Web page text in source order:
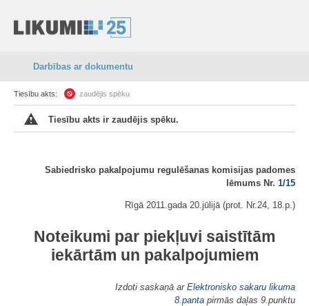
Darbības ar dokumentu
Tiesību akts: zaudējis spēku
Tiesību akts ir zaudējis spēku.
Sabiedrisko pakalpojumu regulēšanas komisijas padomes
lēmums Nr. 1/15
Rīgā 2011.gada 20.jūlijā (prot. Nr.24, 18.p.)
Noteikumi par piekļuvi saistītām
iekārtām un pakalpojumiem
Izdoti saskaņā ar Elektronisko sakaru likuma
8.panta pirmās daļas 9.punktu